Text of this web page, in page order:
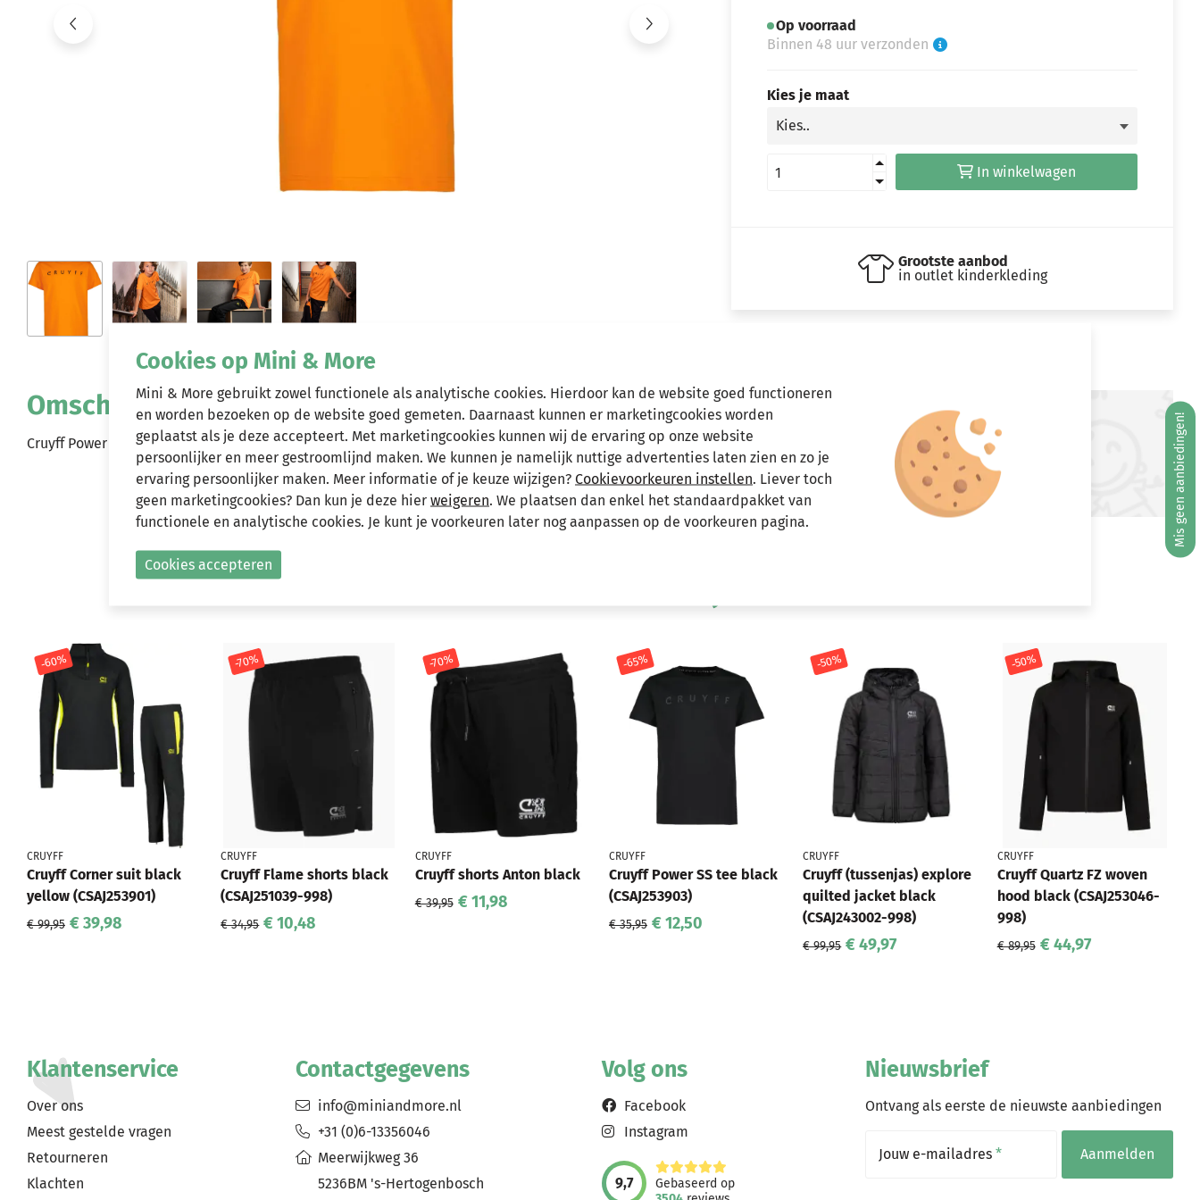
Op voorraad
Binnen 48 uur verzonden
Kies je maat
In winkelwagen
Grootste aanbod
in outlet kinderkleding
Omschrijving
Cruyff Power SS tee orange(CSAJ253903)
Heeft u vragen?
Stuur een e-mail
info@miniandmore.nl
-60%
CRUYFF
Cruyff Corner suit black
yellow (CSAJ253901)
€ 99,95 € 39,98
-70%
CRUYFF
Cruyff Flame shorts black
(CSAJ251039-998)
€ 34,95 € 10,48
-70%
CRUYFF
Cruyff shorts Anton black
€ 39,95 € 11,98
-65%
CRUYFF
Cruyff Power SS tee black
(CSAJ253903)
€ 35,95 € 12,50
-50%
CRUYFF
Cruyff (tussenjas) explore
quilted jacket black
(CSAJ243002-998)
€ 99,95 € 49,97
-50%
CRUYFF
Cruyff Quartz FZ woven
hood black (CSAJ253046-
998)
€ 89,95 € 44,97
Klantenservice
Over ons
Meest gestelde vragen
Retourneren
Klachten
Contactgegevens
info@miniandmore.nl
+31 (0)6-13356046
Meerwijkweg 36
5236BM 's-Hertogenbosch
Volg ons
Facebook
Instagram
9,7
Gebaseerd op
Nieuwsbrief
Ontvang als eerste de nieuwste aanbiedingen
Jouw e-mailadres * Aanmelden
Mis geen aanbiedingen!
Cookies op Mini & More
Mini & More gebruikt zowel functionele als analytische cookies. Hierdoor kan de website goed functioneren
en worden bezoeken op de website goed gemeten. Daarnaast kunnen er marketingcookies worden
geplaatst als je deze accepteert. Met marketingcookies kunnen wij de ervaring op onze website
persoonlijker en meer gestroomlijnd maken. We kunnen je namelijk nuttige advertenties laten zien en zo je
ervaring persoonlijker maken. Meer informatie of je keuze wijzigen? Cookievoorkeuren instellen. Liever toch
geen marketingcookies? Dan kun je deze hier weigeren. We plaatsen dan enkel het standaardpakket van
functionele en analytische cookies. Je kunt je voorkeuren later nog aanpassen op de voorkeuren pagina.
Cookies accepteren